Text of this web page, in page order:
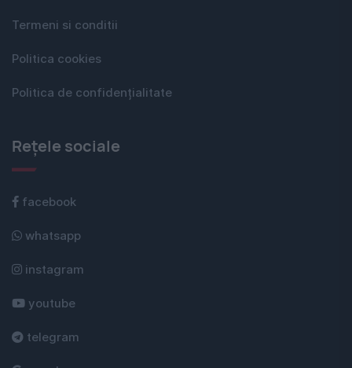
Termeni si conditii
Politica cookies
Politica de confidențialitate
Rețele sociale
facebook
whatsapp
instagram
youtube
telegram